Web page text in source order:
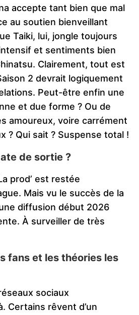
accepte tant bien que mal
au soutien bienveillant
Taiki, lui, jongle toujours
et sentiments bien
Clairement, tout est
2 devrait logiquement
Peut-être enfin une
et due forme ? Ou de
amoureux, voire carrément
? Qui sait ? Suspense total !
de sortie ?
prod’ est restée
Mais vu le succès de la
diffusion début 2026
À surveiller de très
fans et les théories les
sociaux
Certains rêvent d’un